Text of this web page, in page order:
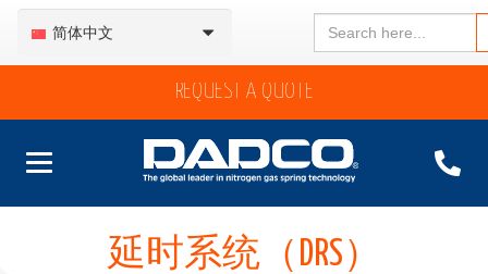
简体中文
Search
for:
REQUEST A QUOTE
延时系统（DRS）